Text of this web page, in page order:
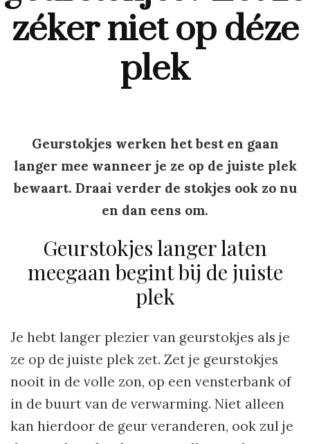
zéker niet op déze
plek
Geurstokjes werken het best en gaan
langer mee wanneer je ze op de juiste plek
bewaart. Draai verder de stokjes ook zo nu
en dan eens om.
Geurstokjes langer laten
meegaan begint bij de juiste
plek
Je hebt langer plezier van geurstokjes als je
ze op de juiste plek zet. Zet je geurstokjes
nooit in de volle zon, op een vensterbank of
in de buurt van de verwarming. Niet alleen
kan hierdoor de geur veranderen, ook zul je